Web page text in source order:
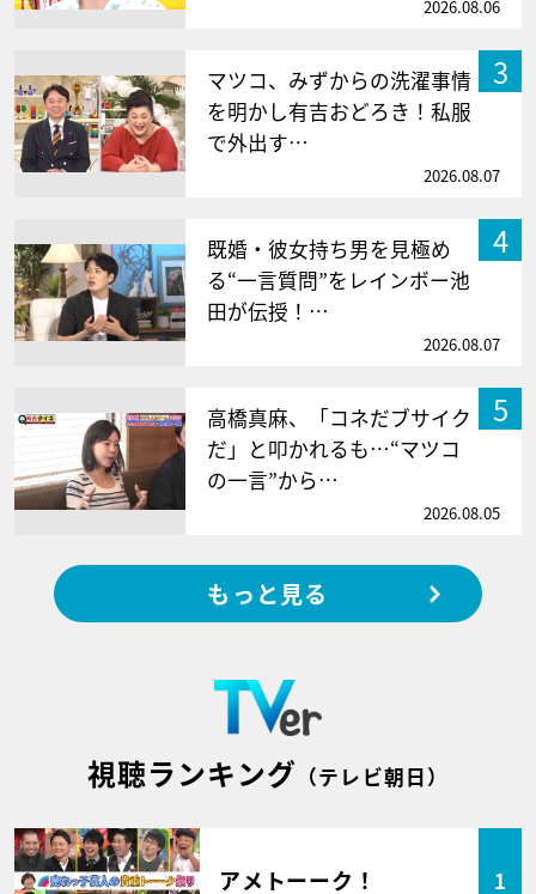
2026.08.06
3
マツコ、みずからの洗濯事情
を明かし有吉おどろき！私服
で外出す…
2026.08.07
4
既婚・彼女持ち男を見極め
る“一言質問”をレインボー池
田が伝授！…
2026.08.07
5
高橋真麻、「コネだブサイク
だ」と叩かれるも…“マツコ
の一言”から…
2026.08.05
もっと見る
視聴ランキング （テレビ朝日）
アメトーーク！ 1